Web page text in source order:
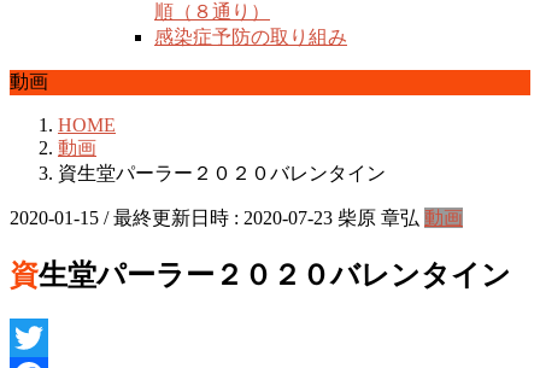
順（８通り）
感染症予防の取り組み
動画
HOME
動画
資生堂パーラー２０２０バレンタイン
2020-01-15 / 最終更新日時 : 2020-07-23 柴原 章弘 動画
資生堂パーラー２０２０バレンタイン